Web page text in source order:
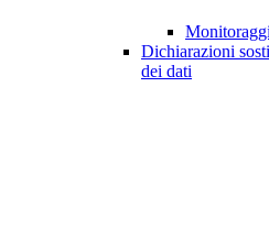
Dichiarazioni
dei dati